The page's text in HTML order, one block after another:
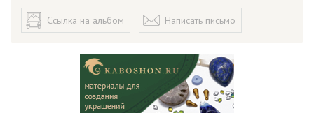
Ссылка на альбом Написать письмо